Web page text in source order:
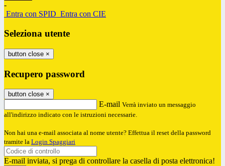
-
Entra con SPID Entra con CIE
Seleziona utente
button close ×
Recupero password
button close ×
E-mail Verrà inviato un messaggio
all'indirizzo indicato con le istruzioni necessarie.
Non hai una e-mail associata al nome utente? Effettua il reset della password
tramite la Login Spaggiari
E-mail inviata, si prega di controllare la casella di posta elettronica!